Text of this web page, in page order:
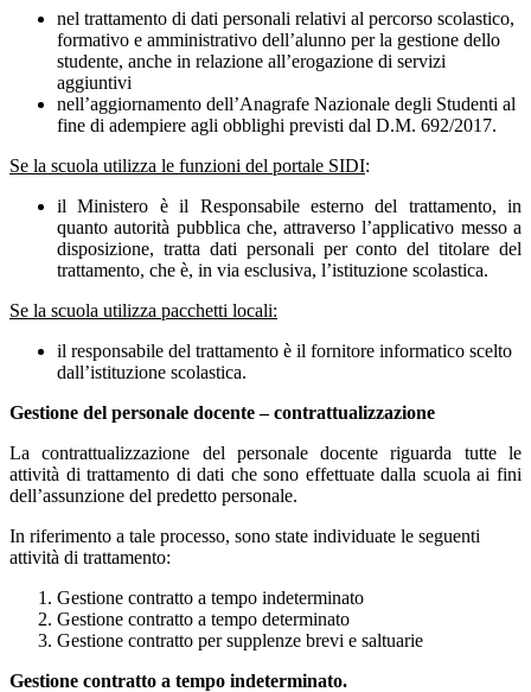
nel trattamento di dati personali relativi al percorso scolastico,
formativo e amministrativo dell’alunno per la gestione dello
studente, anche in relazione all’erogazione di servizi
aggiuntivi
nell’aggiornamento dell’Anagrafe Nazionale degli Studenti al
fine di adempiere agli obblighi previsti dal D.M. 692/2017.
Se la scuola utilizza le funzioni del portale SIDI:
il Ministero è il Responsabile esterno del trattamento, in
quanto autorità pubblica che, attraverso l’applicativo messo a
disposizione, tratta dati personali per conto del titolare del
trattamento, che è, in via esclusiva, l’istituzione scolastica.
Se la scuola utilizza pacchetti locali:
il responsabile del trattamento è il fornitore informatico scelto
dall’istituzione scolastica.
Gestione del personale docente – contrattualizzazione
La contrattualizzazione del personale docente riguarda tutte le
attività di trattamento di dati che sono effettuate dalla scuola ai fini
dell’assunzione del predetto personale.
In riferimento a tale processo, sono state individuate le seguenti
attività di trattamento:
Gestione contratto a tempo indeterminato
Gestione contratto a tempo determinato
Gestione contratto per supplenze brevi e saltuarie
Gestione contratto a tempo indeterminato.